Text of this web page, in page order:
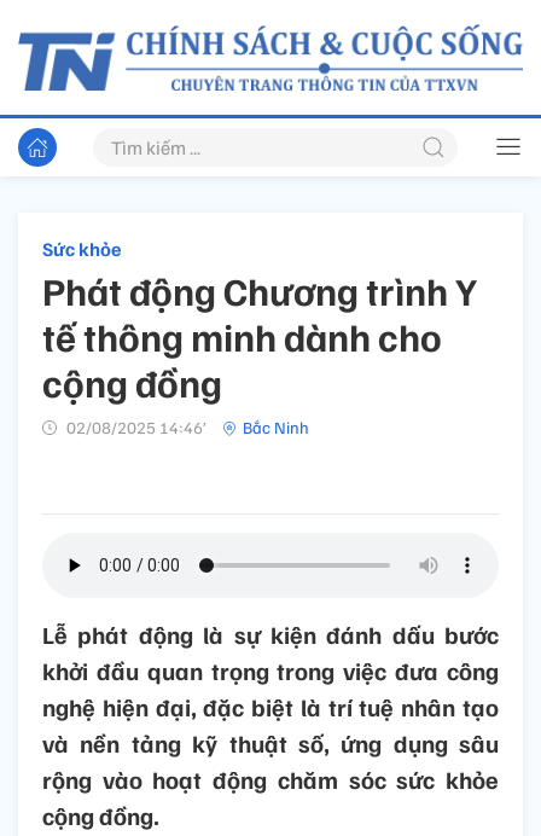
Sức khỏe
Phát động Chương trình Y
tế thông minh dành cho
cộng đồng
02/08/2025 14:46’ Bắc Ninh
Lễ phát động là sự kiện đánh dấu bước
khởi đầu quan trọng trong việc đưa công
nghệ hiện đại, đặc biệt là trí tuệ nhân tạo
và nền tảng kỹ thuật số, ứng dụng sâu
rộng vào hoạt động chăm sóc sức khỏe
cộng đồng.